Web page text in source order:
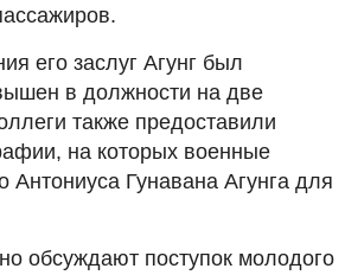
его заслуг Агунг был
в должности на две
также предоставили
на которых военные
Антониуса Гунавана Агунга для
обсуждают поступок молодого